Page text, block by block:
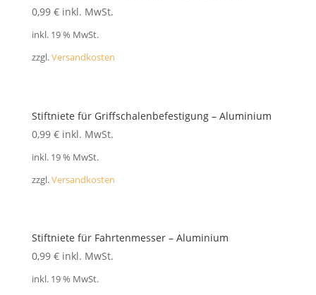
FAQ
0,99 € inkl. MwSt.
inkl. 19 % MwSt.
zzgl.Versandkosten
Stiftniete für Griffschalenbefestigung – Aluminium
0,99 € inkl. MwSt.
inkl. 19 % MwSt.
zzgl.Versandkosten
Stiftniete für Fahrtenmesser – Aluminium
0,99 € inkl. MwSt.
inkl. 19 % MwSt.